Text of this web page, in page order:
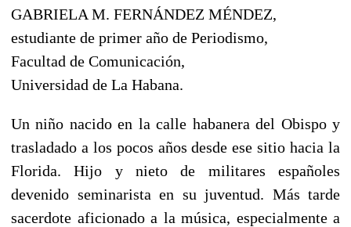
GABRIELA M. FERNÁNDEZ MÉNDEZ,
estudiante de primer año de Periodismo,
Facultad de Comunicación,
Universidad de La Habana.
Un niño nacido en la calle habanera del Obispo y
trasladado a los pocos años desde ese sitio hacia la
Florida. Hijo y nieto de militares españoles
devenido seminarista en su juventud. Más tarde
sacerdote aficionado a la música, especialmente a